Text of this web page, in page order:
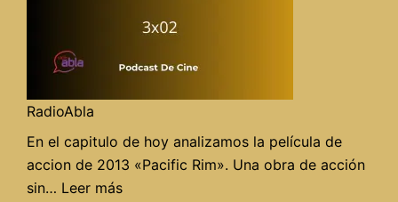
RadioAbla
En el capitulo de hoy analizamos la película de
accion de 2013 «Pacific Rim». Una obra de acción
sin… Leer más: